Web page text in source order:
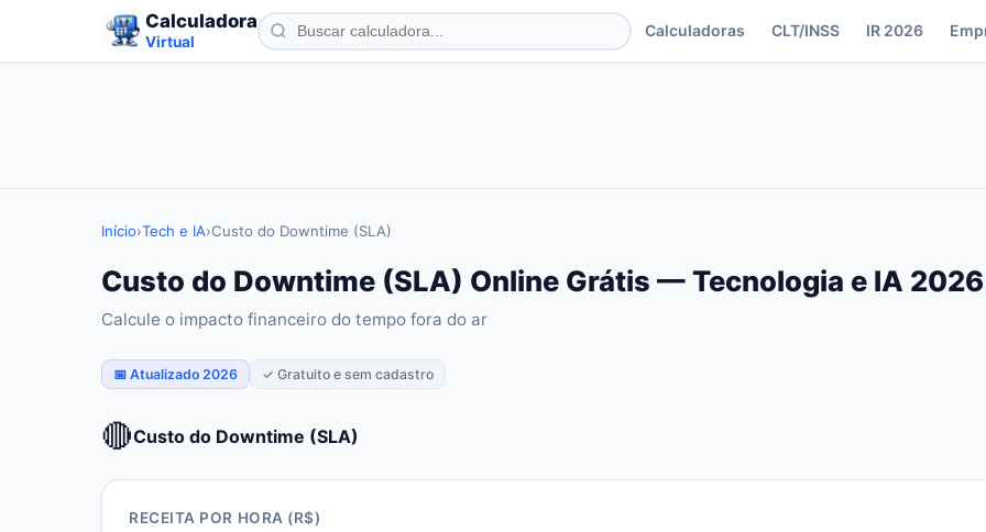
Calculadora
Virtual
Calculadoras CLT/INSS IR 2026
Início›Tech e IA›Custo do Downtime (SLA)
Custo do Downtime (SLA) Online Grátis — Tecnologia e IA 2026
Calcule o impacto financeiro do tempo fora do ar
📅 Atualizado 2026 ✓ Gratuito e sem cadastro
🔴Custo do Downtime (SLA)
RECEITA POR HORA (R$)